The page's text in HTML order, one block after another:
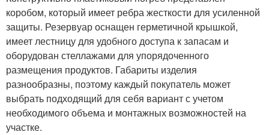
коробом, который имеет ребра жесткости для усиленной
защиты. Резервуар оснащен герметичной крышкой,
имеет лестницу для удобного доступа к запасам и
оборудован стеллажами для упорядоченного
размещения продуктов. Габариты изделия
разнообразны, поэтому каждый покупатель может
выбрать подходящий для себя вариант с учетом
необходимого объема и монтажных возможностей на
участке.